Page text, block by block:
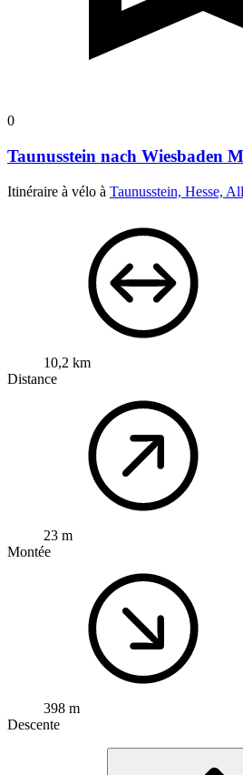
0
Taunusstein nach Wiesbaden
Itinéraire à vélo à Taunusstein, Hesse,
10,2 km
Distance
23 m
Montée
398 m
Descente